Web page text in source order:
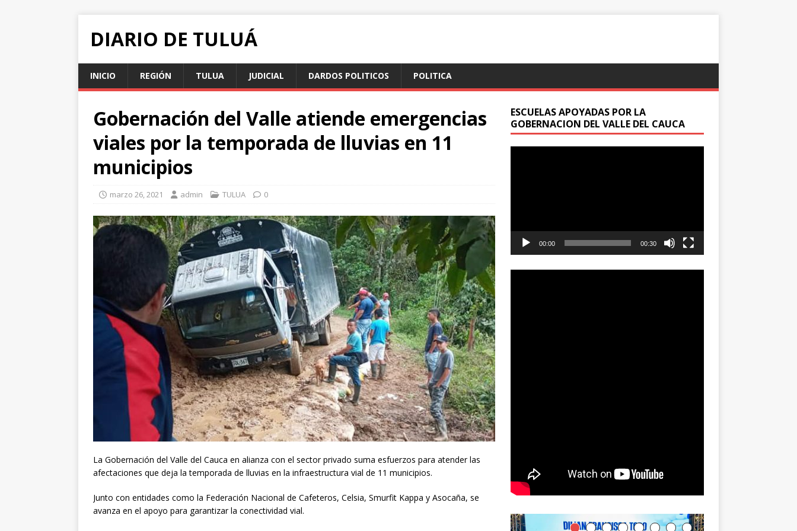
DIARIO DE TULUÁ
INICIO REGIÓN TULUA JUDICIAL DARDOS POLITICOS POLITICA
Gobernación del Valle atiende emergencias
viales por la temporada de lluvias en 11
municipios
marzo 26, 2021 admin TULUA 0
La Gobernación del Valle del Cauca en alianza con el sector privado suma esfuerzos para atender las
afectaciones que deja la temporada de lluvias en la infraestructura vial de 11 municipios.
Junto con entidades como la Federación Nacional de Cafeteros, Celsia, Smurfit Kappa y Asocaña, se
avanza en el apoyo para garantizar la conectividad vial.
ESCUELAS APOYADAS POR LA
GOBERNACION DEL VALLE DEL CAUCA
00:00 00:30